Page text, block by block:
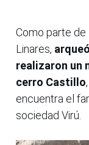
Como parte de
Linares,
realizaron un
cerro Castillo
encuentra el
sociedad Virú.